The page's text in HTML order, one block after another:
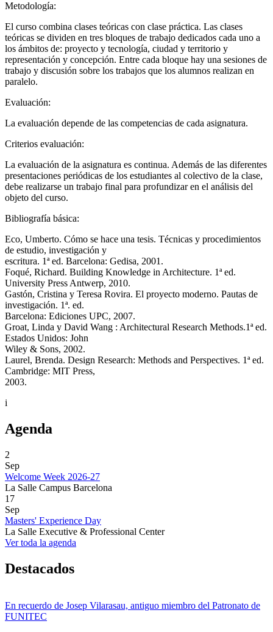
Metodología:
El curso combina clases teóricas con clase práctica. Las clases
teóricas se dividen en tres bloques de trabajo dedicados cada uno a
los ámbitos de: proyecto y tecnología, ciudad y territorio y
representación y concepción. Entre cada bloque hay una sesiones de
trabajo y discusión sobre los trabajos que los alumnos realizan en
paralelo.
Evaluación:
La evaluación depende de las competencias de cada asignatura.
Criterios evaluación:
La evaluación de la asignatura es continua. Además de las diferentes
presentaciones periódicas de los estudiantes al colectivo de la clase,
debe realizarse un trabajo final para profundizar en el análisis del
objeto del curso.
Bibliografía básica:
Eco, Umberto. Cómo se hace una tesis. Técnicas y procedimientos
de estudio, investigación y
escritura. 1ª ed. Barcelona: Gedisa, 2001.
Foqué, Richard. Building Knowledge in Architecture. 1ª ed.
University Press Antwerp, 2010.
Gastón, Cristina y Teresa Rovira. El proyecto moderno. Pautas de
investigación. 1ª. ed.
Barcelona: Ediciones UPC, 2007.
Groat, Linda y David Wang : Architectural Research Methods.1ª ed.
Estados Unidos: John
Wiley & Sons, 2002.
Laurel, Brenda. Design Research: Methods and Perspectives. 1ª ed.
Cambridge: MIT Press,
2003.
i
Agenda
2
Sep
Welcome Week 2026-27
La Salle Campus Barcelona
17
Sep
Masters' Experience Day
La Salle Executive & Professional Center
Ver toda la agenda
Destacados
En recuerdo de Josep Vilarasau, antiguo miembro del Patronato de
FUNITEC